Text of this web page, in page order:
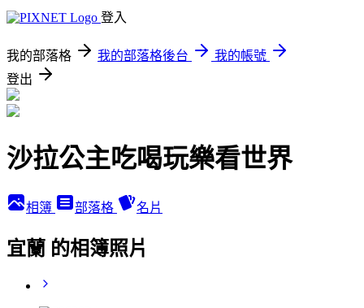
登入
我的部落格 我的部落格後台
我的帳號
登出
沙拉公主吃喝玩樂看世界
相簿 部落格 名片
宜蘭 的相簿照片